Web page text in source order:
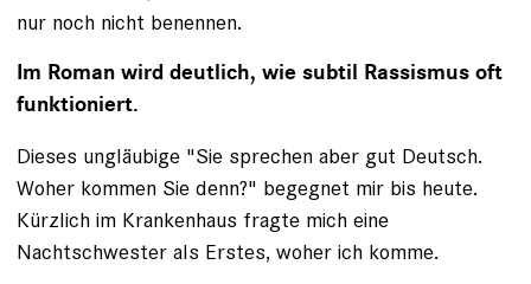
nur noch nicht benennen.
Im Roman wird deutlich, wie subtil Rassismus oft
funktioniert.
Dieses ungläubige "Sie sprechen aber gut Deutsch.
Woher kommen Sie denn?" begegnet mir bis heute.
Kürzlich im Krankenhaus fragte mich eine
Nachtschwester als Erstes, woher ich komme.